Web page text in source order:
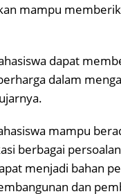
mampu
dapat
dalam
mampu
berbagai
menjadi bahan
dan